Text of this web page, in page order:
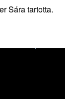
Sára tartotta.